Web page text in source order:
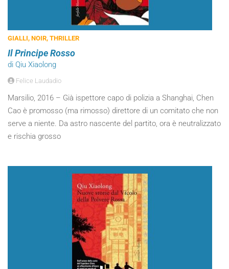
GIALLI, NOIR, THRILLER
Il Principe Rosso
di Qiu Xiaolong
Felice Laudadio
Marsilio, 2016 – Già ispettore capo di polizia a Shanghai, Chen
Cao è promosso (ma rimosso) direttore di un comitato che non
serve a niente. Da astro nascente del partito, ora è neutralizzato
e rischia grosso